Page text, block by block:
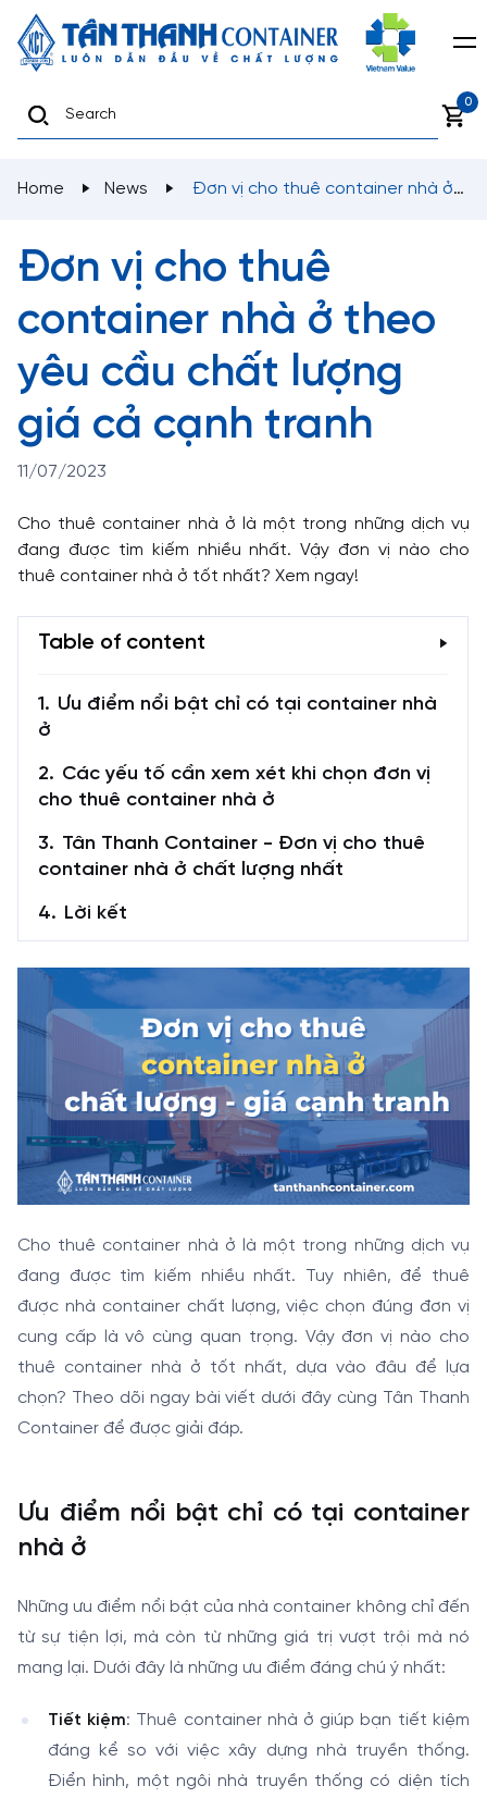
0
Home News
Đơn vị cho thuê
container nhà ở theo
yêu cầu chất lượng
giá cả cạnh tranh
11/07/2023
Cho thuê container nhà ở là một trong những dịch vụ
đang được tìm kiếm nhiều nhất. Vậy đơn vị nào cho
thuê container nhà ở tốt nhất? Xem ngay!
Table of content
Ưu điểm nổi bật chỉ có tại container nhà
ở
Các yếu tố cần xem xét khi chọn đơn vị
cho thuê container nhà ở
Tân Thanh Container - Đơn vị cho thuê
container nhà ở chất lượng nhất
Lời kết
Cho thuê container nhà ở là một trong những dịch vụ
đang được tìm kiếm nhiều nhất. Tuy nhiên, để thuê
được nhà container chất lượng, việc chọn đúng đơn vị
cung cấp là vô cùng quan trọng. Vậy đơn vị nào cho
thuê container nhà ở tốt nhất, dựa vào đâu để lựa
chọn? Theo dõi ngay bài viết dưới đây cùng Tân Thanh
Container để được giải đáp.
Ưu điểm nổi bật chỉ có tại container
nhà ở
Những ưu điểm nổi bật của nhà container không chỉ đến
từ sự tiện lợi, mà còn từ những giá trị vượt trội mà nó
mang lại. Dưới đây là những ưu điểm đáng chú ý nhất:
Tiết kiệm: Thuê container nhà ở giúp bạn tiết kiệm
đáng kể so với việc xây dựng nhà truyền thống.
Điển hình, một ngôi nhà truyền thống có diện tích